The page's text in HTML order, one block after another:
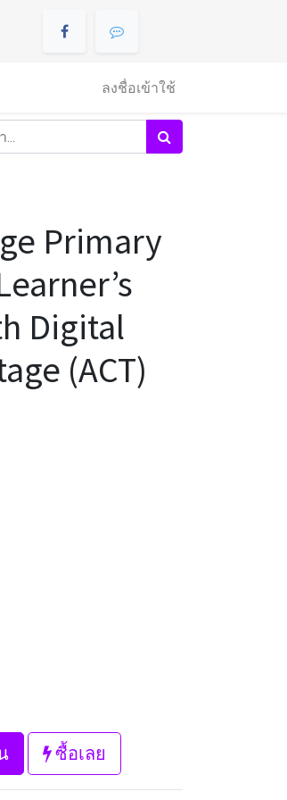
ลงชื่อเข้าใช้
Primary
Digital
(ACT)
ซื้อเลย